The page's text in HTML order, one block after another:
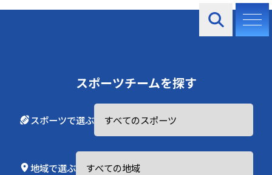
スポーツチームを探す
スポーツで選ぶ
地域で選ぶ
お知らせ
2025.06.01